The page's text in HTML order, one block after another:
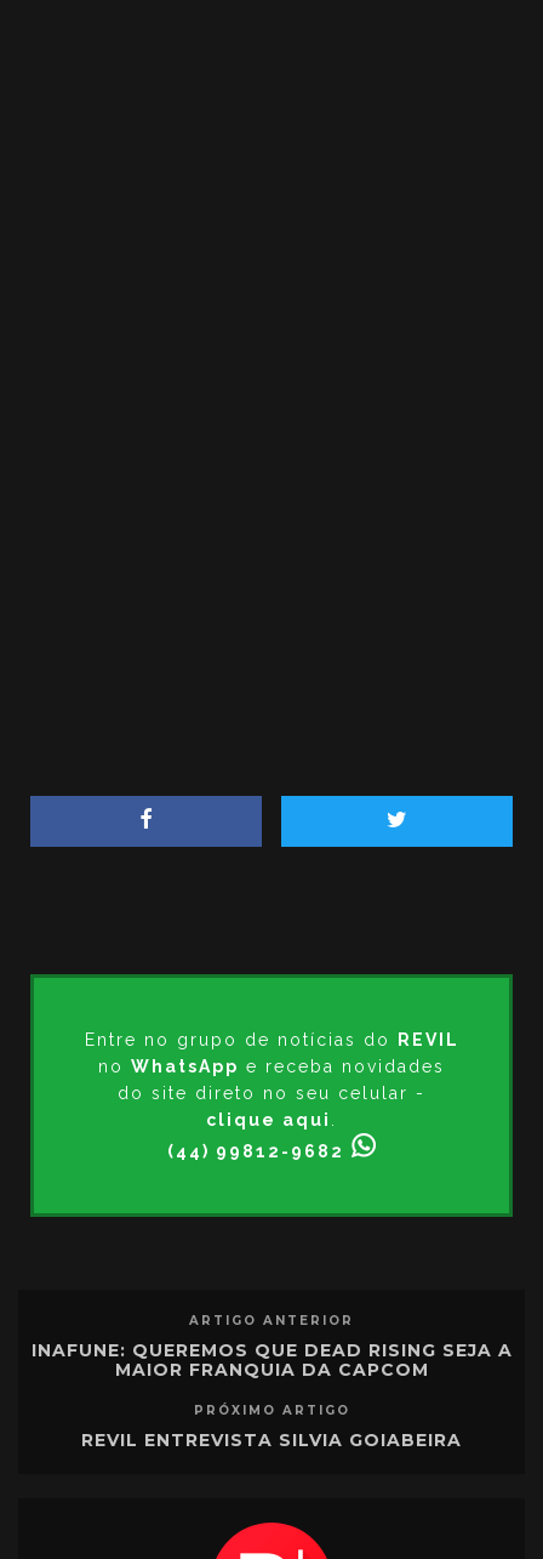
Entre no grupo de notícias do
REVIL
no WhatsApp e receba novidades
do site direto no seu celular -
clique aqui
(44) 99812-9682
ARTIGO ANTERIOR
INAFUNE: QUEREMOS QUE DEAD RISING SEJA A
MAIOR FRANQUIA DA CAPCOM
PRÓXIMO ARTIGO
REVIL ENTREVISTA SILVIA GOIABEIRA